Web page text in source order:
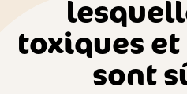
toxiques
sont